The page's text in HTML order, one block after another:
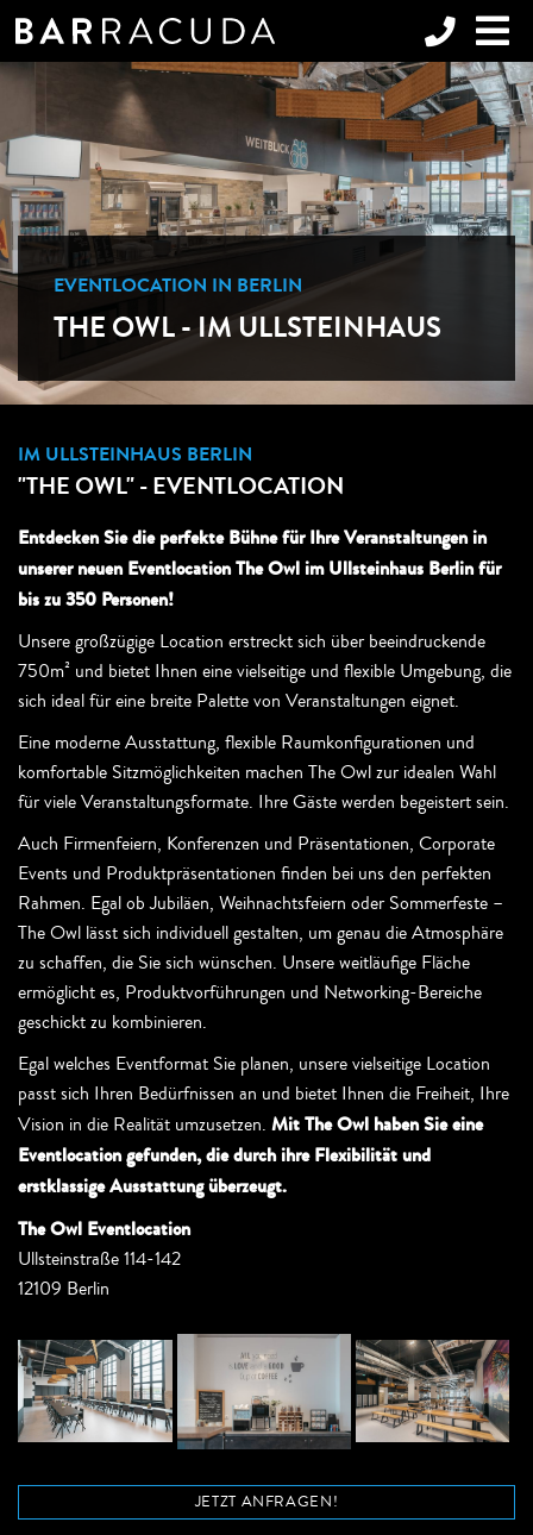
EVENTLOCATION IN BERLIN
THE OWL - IM ULLSTEINHAUS
IM ULLSTEINHAUS BERLIN
"THE OWL" - EVENTLOCATION
Entdecken Sie die perfekte Bühne für Ihre Veranstaltungen in
unserer neuen Eventlocation The Owl im Ullsteinhaus Berlin für
bis zu 350 Personen!
Unsere großzügige Location erstreckt sich über beeindruckende
750m² und bietet Ihnen eine vielseitige und flexible Umgebung, die
sich ideal für eine breite Palette von Veranstaltungen eignet.
Eine moderne Ausstattung, flexible Raumkonfigurationen und
komfortable Sitzmöglichkeiten machen The Owl zur idealen Wahl
für viele Veranstaltungsformate. Ihre Gäste werden begeistert sein.
Auch Firmenfeiern, Konferenzen und Präsentationen, Corporate
Events und Produktpräsentationen finden bei uns den perfekten
Rahmen. Egal ob Jubiläen, Weihnachtsfeiern oder Sommerfeste –
The Owl lässt sich individuell gestalten, um genau die Atmosphäre
zu schaffen, die Sie sich wünschen. Unsere weitläufige Fläche
ermöglicht es, Produktvorführungen und Networking-Bereiche
geschickt zu kombinieren.
Egal welches Eventformat Sie planen, unsere vielseitige Location
passt sich Ihren Bedürfnissen an und bietet Ihnen die Freiheit, Ihre
Vision in die Realität umzusetzen. Mit The Owl haben Sie eine
Eventlocation gefunden, die durch ihre Flexibilität und
erstklassige Ausstattung überzeugt.
The Owl Eventlocation
Ullsteinstraße 114-142
12109 Berlin
JETZT ANFRAGEN!